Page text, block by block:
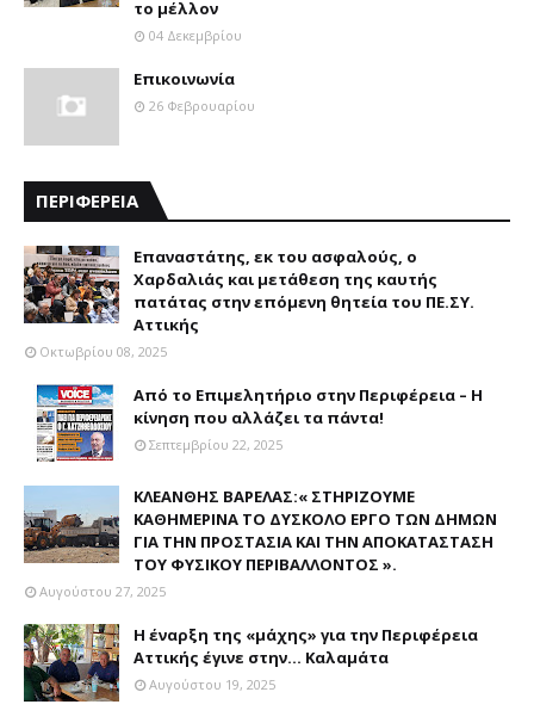
το μέλλον
04 Δεκεμβρίου
Επικοινωνία
26 Φεβρουαρίου
ΠΕΡΙΦΕΡΕΙΑ
Επαναστάτης, εκ του ασφαλούς, ο
Χαρδαλιάς και μετάθεση της καυτής
πατάτας στην επόμενη θητεία του ΠΕ.ΣΥ.
Αττικής
Οκτωβρίου 08, 2025
Από το Επιμελητήριο στην Περιφέρεια – Η
κίνηση που αλλάζει τα πάντα!
Σεπτεμβρίου 22, 2025
ΚΛΕΑΝΘΗΣ ΒΑΡΕΛΑΣ:« ΣΤΗΡΙΖΟΥΜΕ
ΚΑΘΗΜΕΡΙΝΑ ΤΟ ΔΥΣΚΟΛΟ ΕΡΓΟ ΤΩΝ ΔΗΜΩΝ
ΓΙΑ ΤΗΝ ΠΡΟΣΤΑΣΙΑ ΚΑΙ ΤΗΝ ΑΠΟΚΑΤΑΣΤΑΣΗ
ΤΟΥ ΦΥΣΙΚΟΥ ΠΕΡΙΒΑΛΛΟΝΤΟΣ ».
Αυγούστου 27, 2025
Η έναρξη της «μάχης» για την Περιφέρεια
Αττικής έγινε στην... Καλαμάτα
Αυγούστου 19, 2025